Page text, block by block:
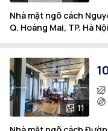
Nhà mặt ngõ cách
Q. Hoàng Mai, TP. Hà Nội
11